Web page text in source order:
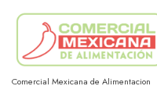
contenido
Comercial Mexicana de Alimentacion